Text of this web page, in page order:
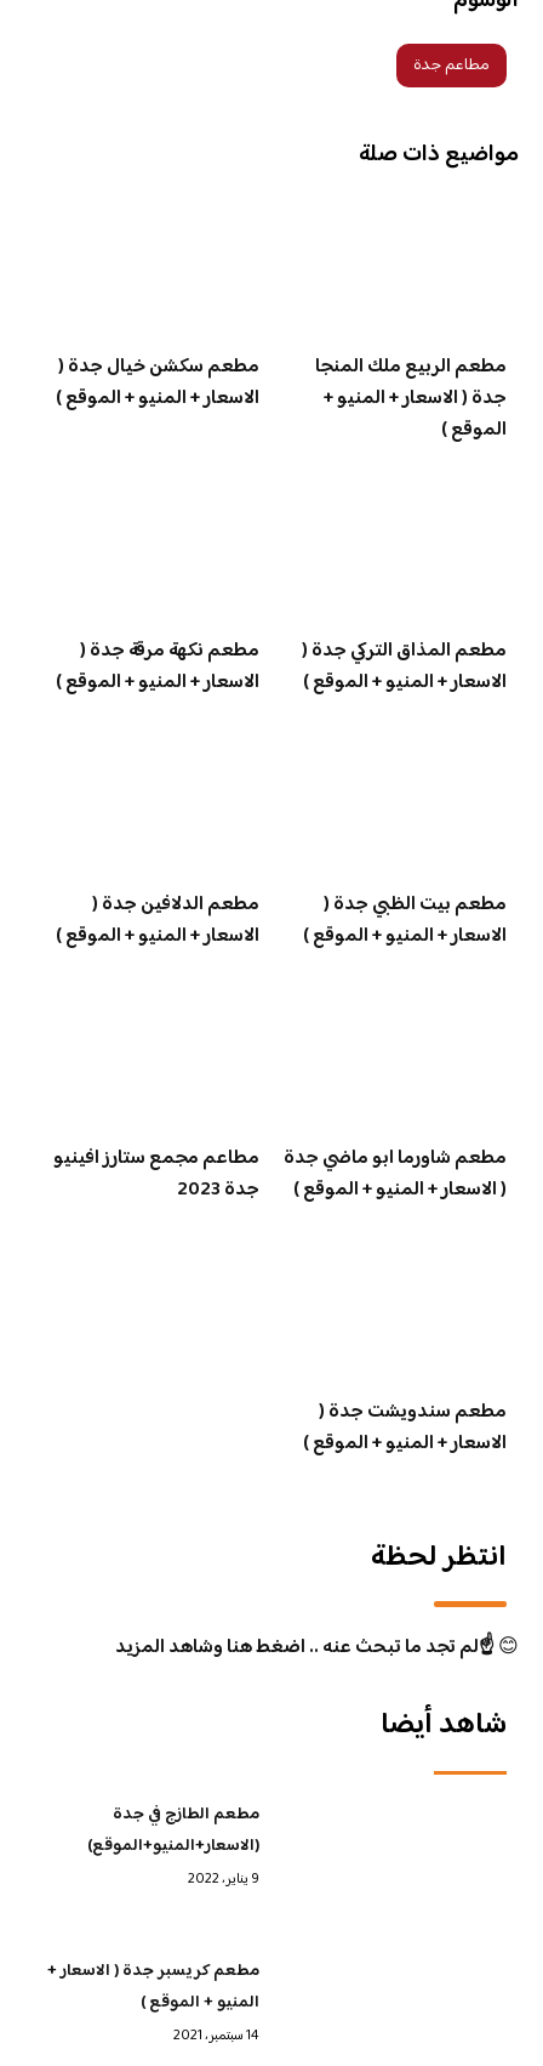
مطاعم جدة
مواضيع ذات صلة
مطعم الربيع ملك المنجا
جدة ( الاسعار + المنيو +
الموقع )
مطعم سكشن خيال جدة (
الاسعار + المنيو + الموقع )
مطعم المذاق التركي جدة (
الاسعار + المنيو + الموقع )
مطعم نكهة مرقة جدة (
الاسعار + المنيو + الموقع )
مطعم بيت الظبي جدة (
الاسعار + المنيو + الموقع )
مطعم الدلافين جدة (
الاسعار + المنيو + الموقع )
مطعم شاورما ابو ماضي جدة
( الاسعار + المنيو + الموقع )
مطاعم مجمع ستارز افينيو
جدة 2023
مطعم سندويشت جدة (
الاسعار + المنيو + الموقع )
انتظر لحظة
😊☝️لم تجد ما تبحث عنه .. اضغط هنا وشاهد المزيد
شاهد أيضا
مطعم الطازج في جدة
(الاسعار+المنيو+الموقع)
9 يناير، 2022
مطعم كريسبر جدة ( الاسعار +
المنيو + الموقع )
14 سبتمبر، 2021